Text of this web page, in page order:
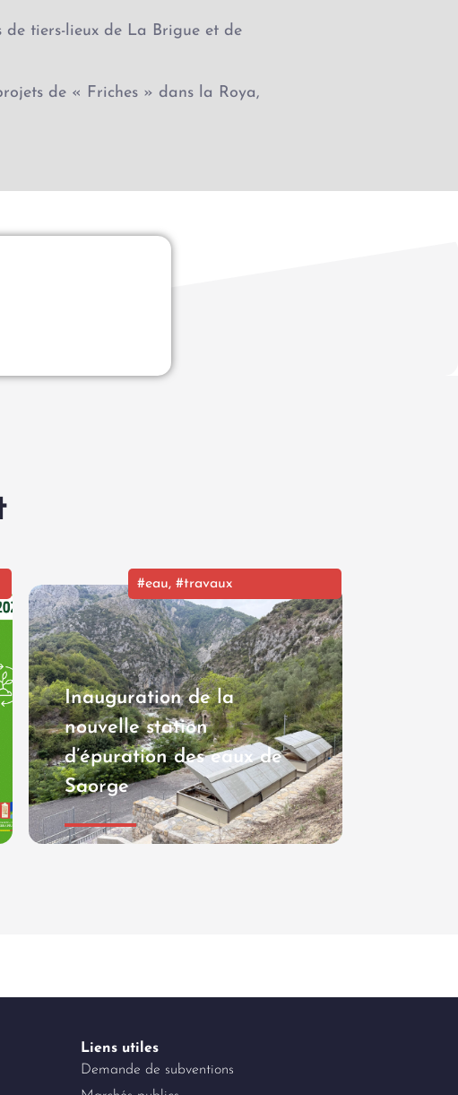
tiers-lieux de La Brigue et de
de « Friches » dans la Roya,
#eau, #travaux
Inauguration de la
nouvelle station
d’épuration des eaux de
Saorge
Liens utiles
Demande de subventions